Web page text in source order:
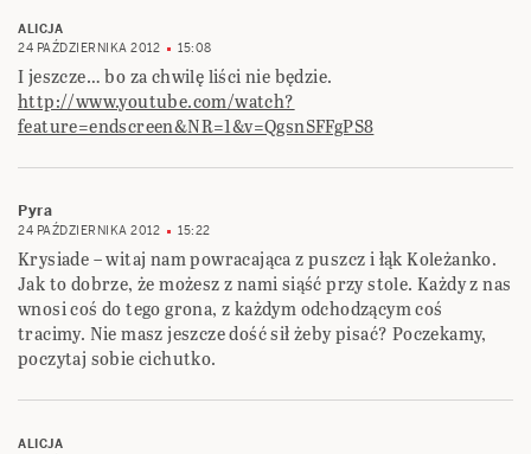
ALICJA
24 PAŹDZIERNIKA 2012
15:08
I jeszcze… bo za chwilę liści nie będzie.
http://www.youtube.com/watch?
feature=endscreen&NR=1&v=QgsnSFFgPS8
Pyra
24 PAŹDZIERNIKA 2012 15:22
Krysiade – witaj nam powracająca z puszcz i łąk Koleżanko.
Jak to dobrze, że możesz z nami siąść przy stole. Każdy z nas
wnosi coś do tego grona, z każdym odchodzącym coś
tracimy. Nie masz jeszcze dość sił żeby pisać? Poczekamy,
poczytaj sobie cichutko.
ALICJA